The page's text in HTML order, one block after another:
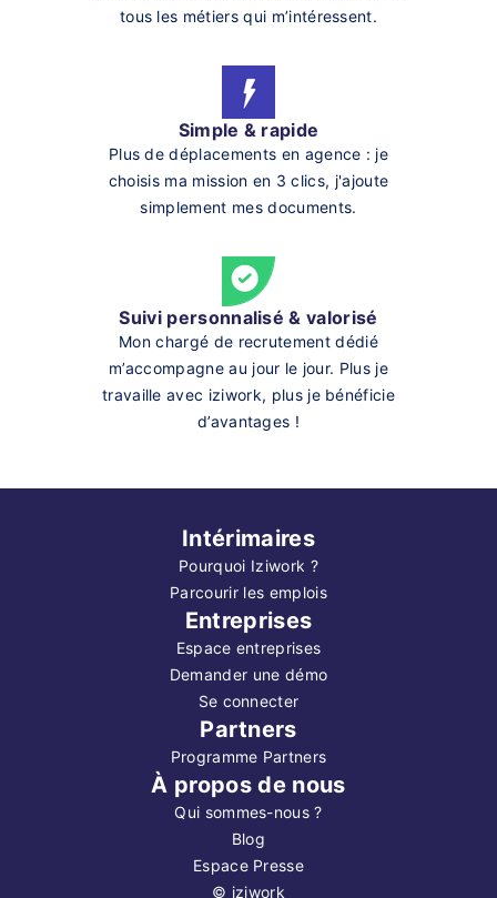
tous les métiers qui m’intéressent.
Simple & rapide
Plus de déplacements en agence : je
choisis ma mission en 3 clics, j'ajoute
simplement mes documents.
Suivi personnalisé & valorisé
Mon chargé de recrutement dédié
m’accompagne au jour le jour. Plus je
travaille avec iziwork, plus je bénéficie
d’avantages !
Intérimaires
Pourquoi Iziwork ?
Parcourir les emplois
Entreprises
Espace entreprises
Demander une démo
Se connecter
Partners
Programme Partners
À propos de nous
Qui sommes-nous ?
Blog
Espace Presse
© iziwork